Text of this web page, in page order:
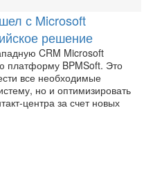
с Microsoft
решение
CRM Microsoft
платформу BPMSoft. Это
все необходимые
но и оптимизировать
центра за счет новых